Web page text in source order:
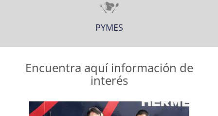
PYMES
Encuentra aquí información de
interés